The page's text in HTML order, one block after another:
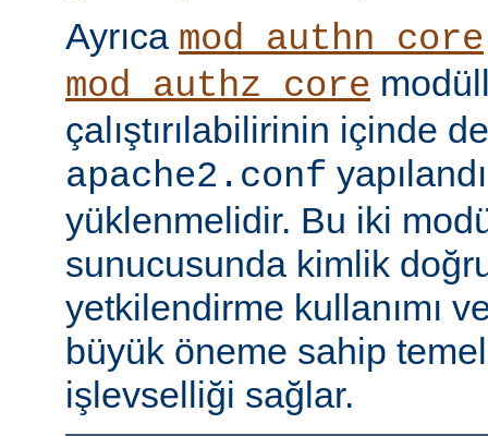
Ayrıca mod_authn_core
mod_authz_core
çalıştırılabilirinin içinde
apache2.conf
yüklenmelidir. Bu iki
sunucusunda kimlik
yetkilendirme kullanımı
büyük öneme sahip
işlevselliği sağlar.